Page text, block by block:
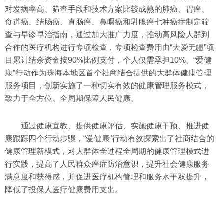
对发病率高、筛查手段和技术方案比较成熟的肺癌、胃癌、
食道癌、结肠癌、直肠癌、鼻咽癌和乳腺癌七种癌症制定筛
查与早诊早治指南，通过加大推广力度，推动高风险人群到
合作的医疗机构进行专项检查，专项检查费用由“大爱无疆”项
目累计结余资金按90%比例支付，个人仅需承担10%。“爱健
康”行动作为珠海本地区首个社商结合提供的大群体健康管理
服务项目，创新实施了一种切实有效的健康管理服务模式，
致力于全方位、全周期保障人民健康。
通过健康宣教、提供健康评估、实施健康干预、推进健
康跟踪四个行动步骤，“爱健康”行动有效探索出了社商结合的
健康管理新模式，对大群体全过程全周期的健康管理模式进
行实践，提高了人民群众癌症防治意识，提升社会健康服务
满意度和获得感，并促进医疗机构管理和服务水平双提升，
降低了投保人医疗健康费用支出。